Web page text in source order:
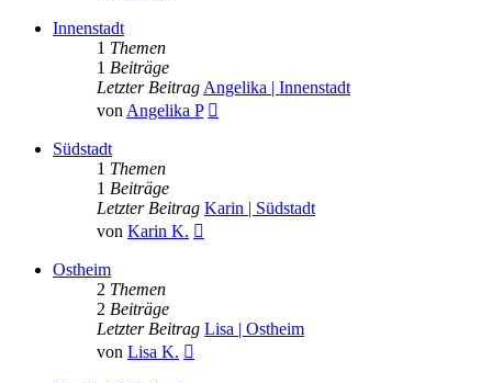
Innenstadt
1 Themen
1 Beiträge
Letzter Beitrag Angelika | Innenstadt
von Angelika P
Südstadt
1 Themen
1 Beiträge
Letzter Beitrag Karin | Südstadt
von Karin K.
Ostheim
2 Themen
2 Beiträge
Letzter Beitrag Lisa | Ostheim
von Lisa K.